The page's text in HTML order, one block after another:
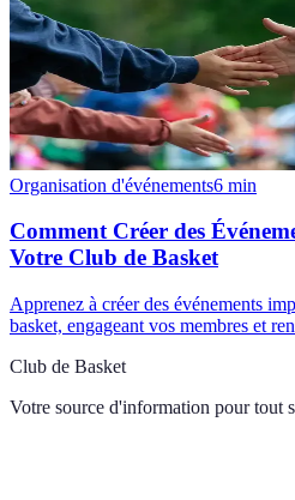
Organisation d'événements6 min
Comment Créer des
Votre Club de Basket
Apprenez à créer des événements
basket, engageant vos membres et
Club de Basket
Votre source d'information pour tout